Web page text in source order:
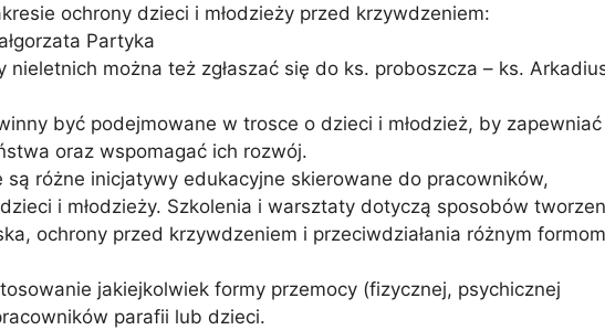
ochrony dzieci i młodzieży przed krzywdzeniem:
Partyka
nieletnich można też zgłaszać się do ks. proboszcza – ks.
być podejmowane w trosce o dzieci i młodzież, by zapewniać
oraz wspomagać ich rozwój.
są różne inicjatywy edukacyjne skierowane do pracowników,
i młodzieży. Szkolenia i warsztaty dotyczą sposobów
ochrony przed krzywdzeniem i przeciwdziałania różnym formom
jakiejkolwiek formy przemocy (fizycznej, psychicznej
parafii lub dzieci.